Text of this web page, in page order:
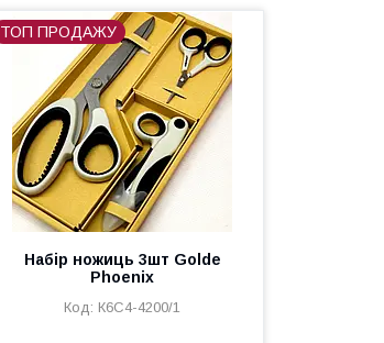
ТОП ПРОДАЖУ
Набір ножиць 3шт Golde
Phoenix
К6С4-4200/1